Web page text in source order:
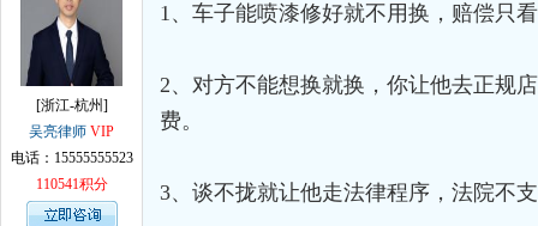
孙术校律师对我是男方，离婚了，孩
孙术校律师对律师您好。我是2018年
[浙江-杭州]
吴亮律师 VIP
电话：15555555523
110541积分
1、车子能喷漆修好就不用换，赔偿只
2、对方不能想换就换，你让他去正规
费。
3、谈不拢就让他走法律程序，法院不